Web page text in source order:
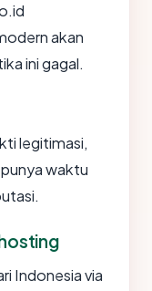
akan
ini gagal.
legitimasi,
punya waktu
Indonesia via